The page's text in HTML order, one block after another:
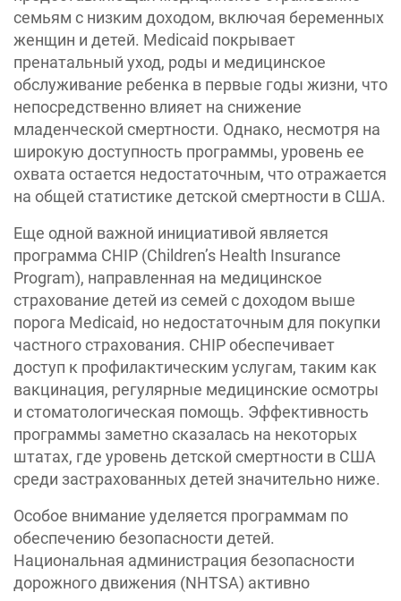
семьям с низким доходом, включая беременных
женщин и детей. Medicaid покрывает
пренатальный уход, роды и медицинское
обслуживание ребенка в первые годы жизни, что
непосредственно влияет на снижение
младенческой смертности. Однако, несмотря на
широкую доступность программы, уровень ее
охвата остается недостаточным, что отражается
на общей статистике детской смертности в США.
Еще одной важной инициативой является
программа CHIP (Children’s Health Insurance
Program), направленная на медицинское
страхование детей из семей с доходом выше
порога Medicaid, но недостаточным для покупки
частного страхования. CHIP обеспечивает
доступ к профилактическим услугам, таким как
вакцинация, регулярные медицинские осмотры
и стоматологическая помощь. Эффективность
программы заметно сказалась на некоторых
штатах, где уровень детской смертности в США
среди застрахованных детей значительно ниже.
Особое внимание уделяется программам по
обеспечению безопасности детей.
Национальная администрация безопасности
дорожного движения (NHTSA) активно